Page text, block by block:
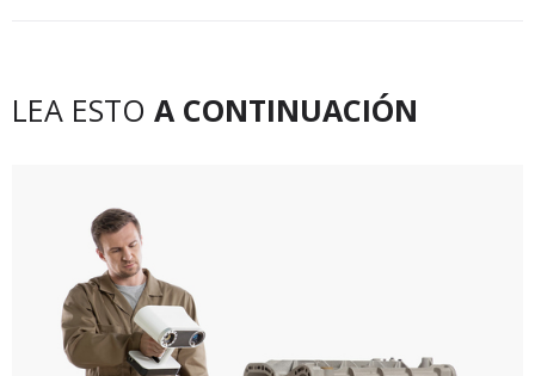
LEA ESTO A CONTINUACIÓN